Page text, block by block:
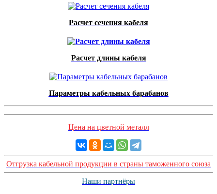
Расчет сечения кабеля
Расчет длины кабеля
Параметры кабельных барабанов
Цена на цветной металл
Отгрузка кабельной продукции в страны таможенного союза
Наши партнёры